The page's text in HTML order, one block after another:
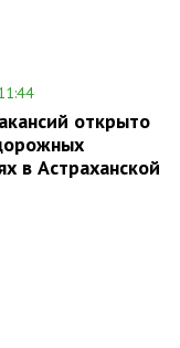
открыто
в Астраханской